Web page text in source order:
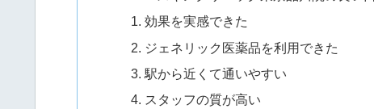
効果を実感できた
ジェネリック医薬品を利用できた
駅から近くて通いやすい
スタッフの質が高い